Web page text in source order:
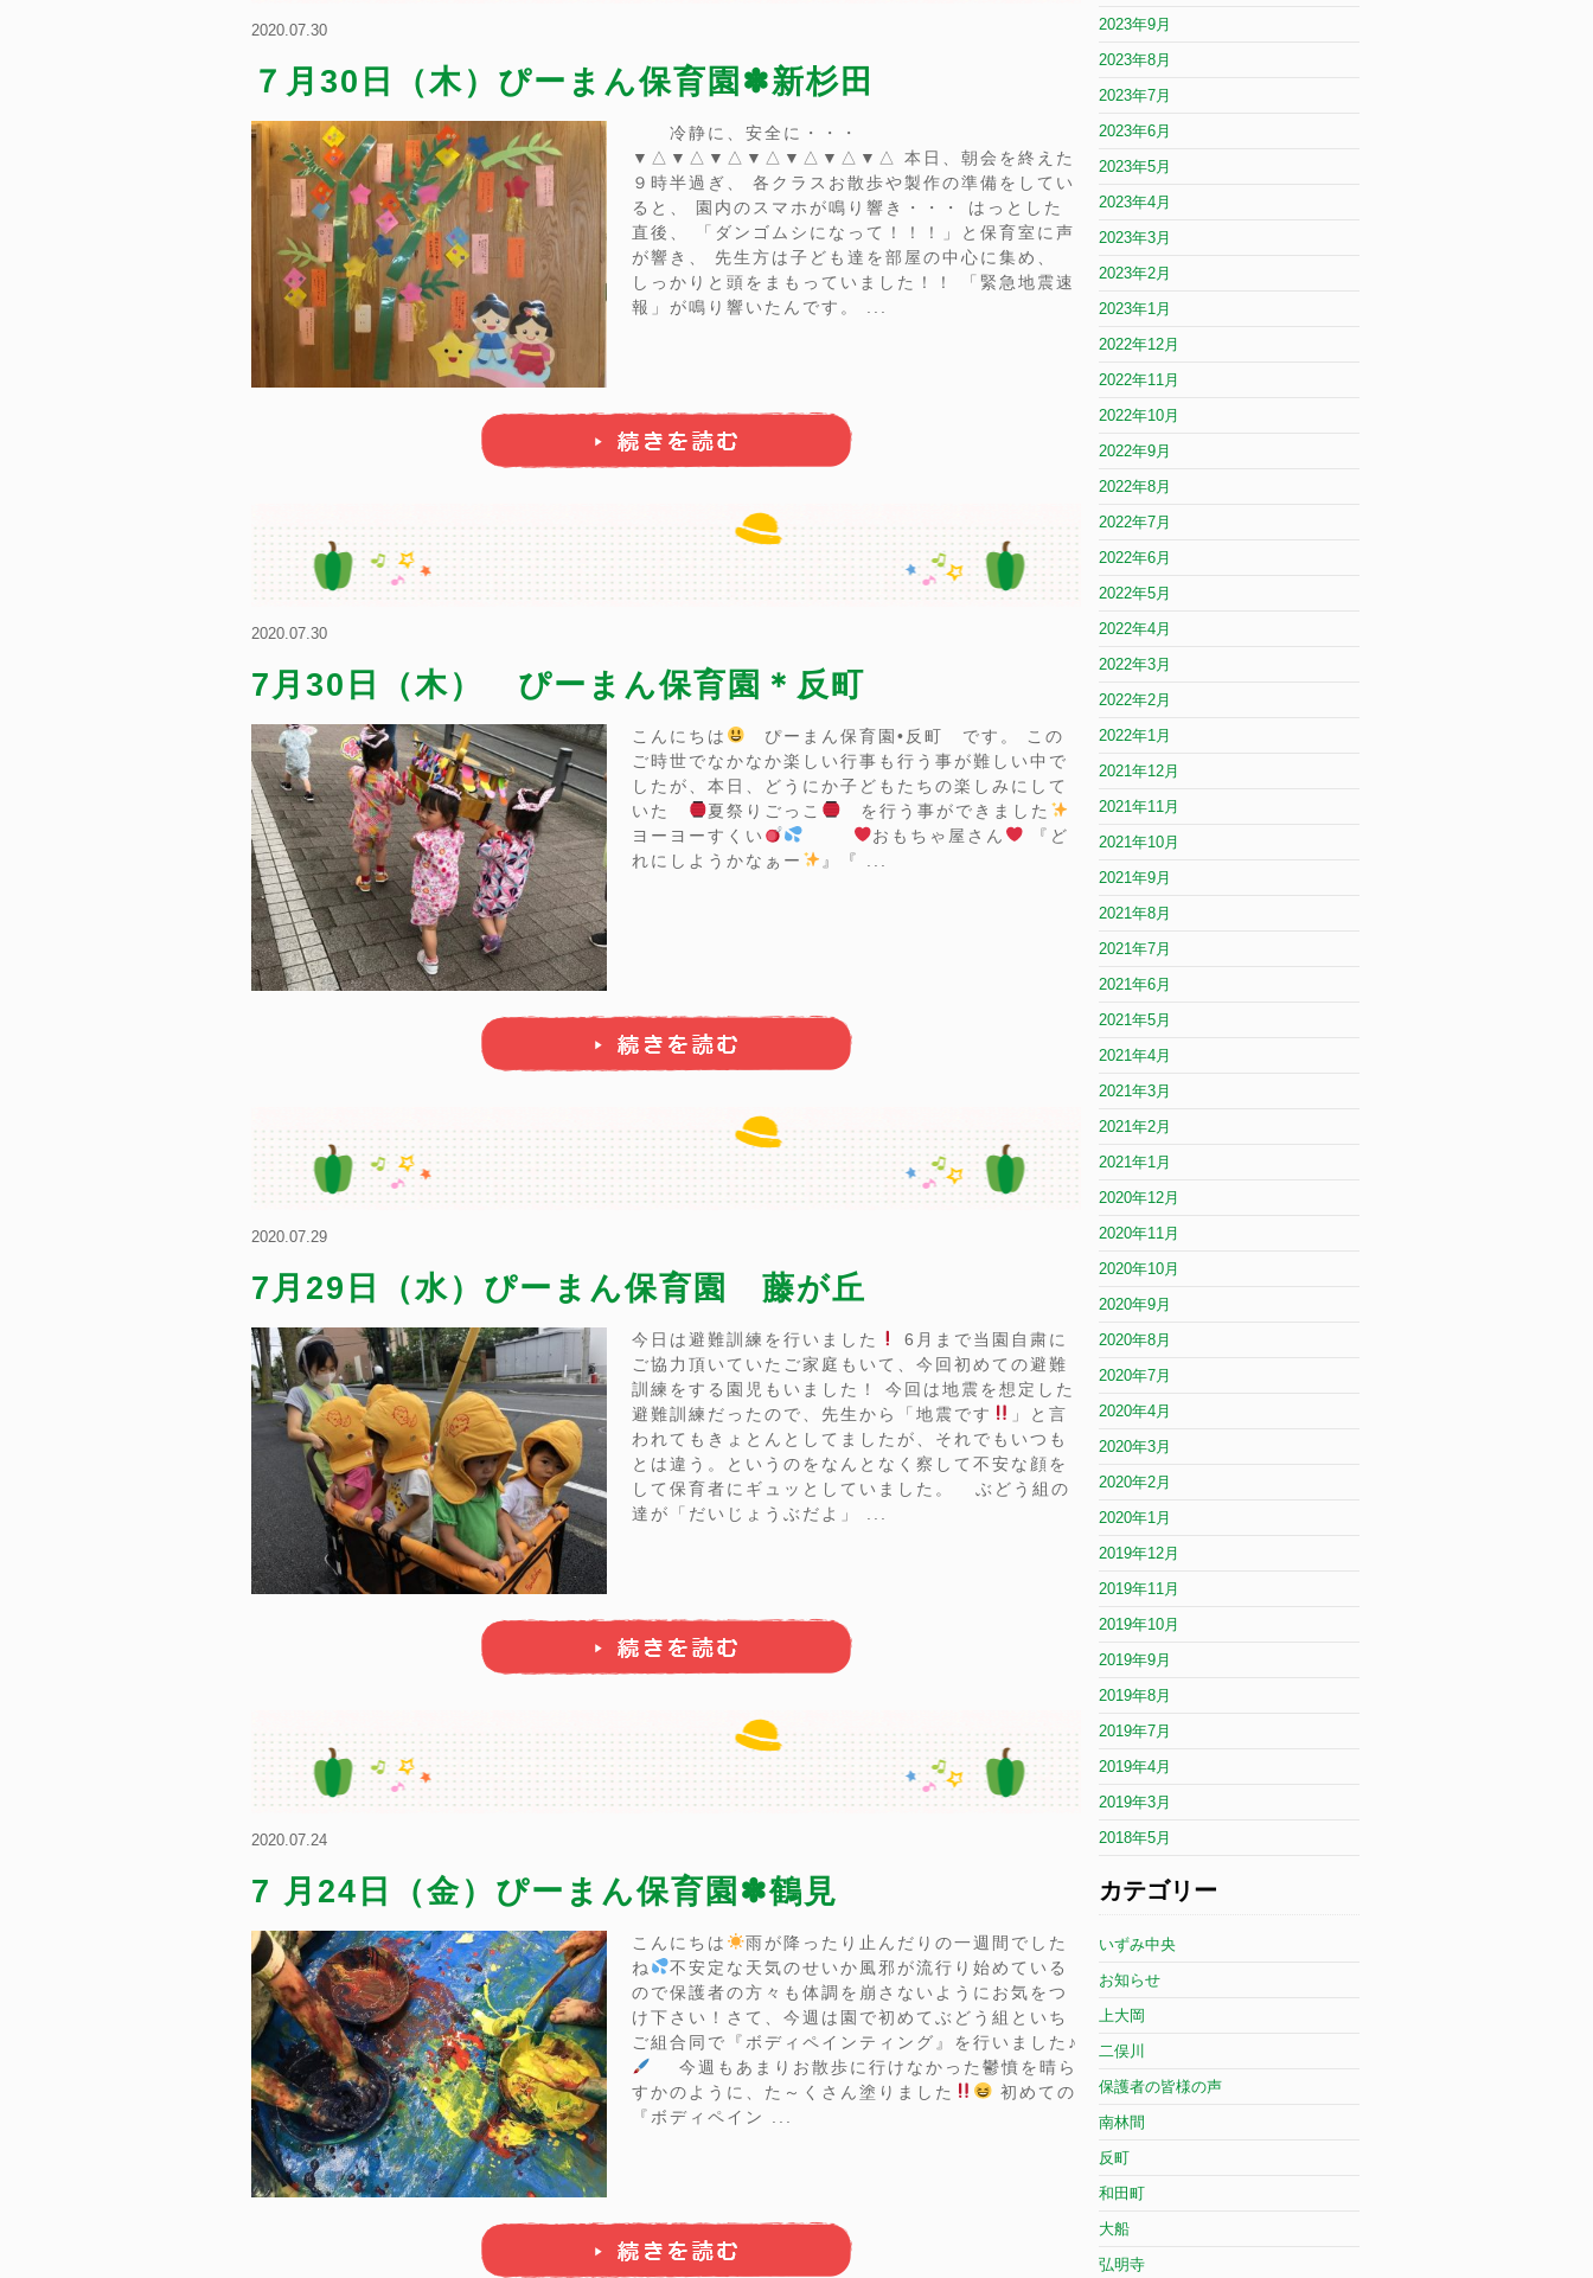
2020.07.30
７月30日（木）ぴーまん保育園✽新杉田
冷静に、安全に・・・
▼△▼△▼△▼△▼△▼△▼△ 本日、朝会を終えた
９時半過ぎ、 各クラスお散歩や製作の準備をしてい
ると、 園内のスマホが鳴り響き・・・ はっとした
直後、 「ダンゴムシになって！！！」と保育室に声
が響き、 先生方は子ども達を部屋の中心に集め、
しっかりと頭をまもっていました！！ 「緊急地震速
報」が鳴り響いたんです。 ...
2020.07.30
7月30日（木） ぴーまん保育園＊反町
こんにちは
ぴーまん保育園•反町 です。 この
ご時世でなかなか楽しい行事も行う事が難しい中で
したが、本日、どうにか子どもたちの楽しみにして
いた
夏祭りごっこ
を行う事ができました
ヨーヨーすくい
おもちゃ屋さん
『ど
れにしようかなぁー
』『 ...
2020.07.29
7月29日（水）ぴーまん保育園 藤が丘
今日は避難訓練を行いました
6月まで当園自粛に
ご協力頂いていたご家庭もいて、今回初めての避難
訓練をする園児もいました！ 今回は地震を想定した
避難訓練だったので、先生から「地震です
」と言
われてもきょとんとしてましたが、それでもいつも
とは違う。というのをなんとなく察して不安な顔を
して保育者にギュッとしていました。 ぶどう組の
達が「だいじょうぶだよ」 ...
2020.07.24
7 月24日（金）ぴーまん保育園✽鶴見
こんにちは
雨が降ったり止んだりの一週間でした
ね
不安定な天気のせいか風邪が流行り始めている
ので保護者の方々も体調を崩さないようにお気をつ
け下さい！さて、今週は園で初めてぶどう組といち
ご組合同で『ボディペインティング』を行いました♪
今週もあまりお散歩に行けなかった鬱憤を晴ら
すかのように、た～くさん塗りました
初めての
『ボディペイン ...
2023年9月
2023年8月
2023年7月
2023年6月
2023年5月
2023年4月
2023年3月
2023年2月
2023年1月
2022年12月
2022年11月
2022年10月
2022年9月
2022年8月
2022年7月
2022年6月
2022年5月
2022年4月
2022年3月
2022年2月
2022年1月
2021年12月
2021年11月
2021年10月
2021年9月
2021年8月
2021年7月
2021年6月
2021年5月
2021年4月
2021年3月
2021年2月
2021年1月
2020年12月
2020年11月
2020年10月
2020年9月
2020年8月
2020年7月
2020年4月
2020年3月
2020年2月
2020年1月
2019年12月
2019年11月
2019年10月
2019年9月
2019年8月
2019年7月
2019年4月
2019年3月
2018年5月
カテゴリー
いずみ中央
お知らせ
上大岡
二俣川
保護者の皆様の声
南林間
反町
和田町
大船
弘明寺